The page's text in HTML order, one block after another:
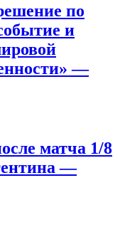
по
и
—
матча 1/8
—